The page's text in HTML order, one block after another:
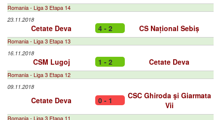
Romania - Liga 3 Etapa 14
23.11.2018
Cetate Deva 4 - 2 CS Național Sebiș
Romania - Liga 3 Etapa 13
16.11.2018
CSM Lugoj 1 - 2 Cetate Deva
Romania - Liga 3 Etapa 12
09.11.2018
Cetate Deva 0 - 1
CSC Ghiroda şi Giarmata
Vii
Romania - Liga 3 Etapa 11